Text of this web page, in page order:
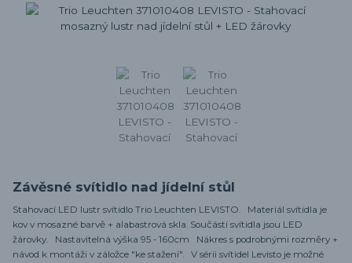
Závěsné svítidlo nad jídelní stůl
Stahovací LED lustr svítidlo Trio Leuchten LEVISTO. Materiál svítidla je
kov v mosazné barvě + alabastrová skla. Součástí svítidla jsou LED
žárovky. Nastavitelná výška 95 - 160cm Nákres s podrobnými rozměry +
návod k montáži v záložce "ke stažení". V sérii svítidel Levisto je možné